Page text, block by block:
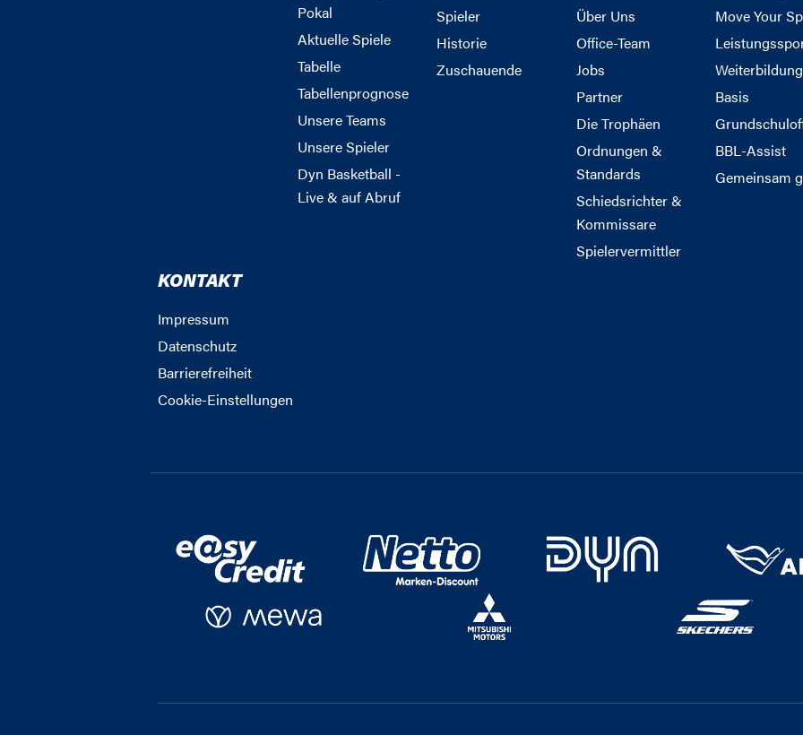
Pokal
Aktuelle Spiele
Tabelle
Tabellenprognose
Unsere Teams
Unsere Spieler
Dyn Basketball -
Live & auf Abruf
Spieler
Historie
Zuschauende
Über Uns
Office-Team
Jobs
Partner
Die Trophäen
Ordnungen &
Standards
Schiedsrichter &
Kommissare
Spielervermittler
Move Your
Weiterbildung
Basis
BBL-Assist
Gemeinsam
KONTAKT
Impressum
Datenschutz
Barrierefreiheit
Cookie-Einstellungen